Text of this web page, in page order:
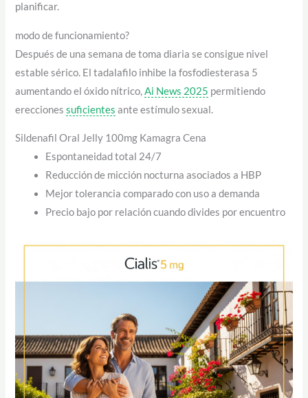
planificar.
modo de funcionamiento?
Después de una semana de toma diaria se consigue nivel
estable sérico. El tadalafilo inhibe la fosfodiesterasa 5
aumentando el óxido nítrico,Ai News 2025 permitiendo
ereccionessuficientes ante estímulo sexual.
Sildenafil Oral Jelly 100mg Kamagra Cena
Espontaneidad total 24/7
Reducción de micción nocturna asociados a HBP
Mejor tolerancia comparado con uso a demanda
Precio bajo por relación cuando divides por encuentro